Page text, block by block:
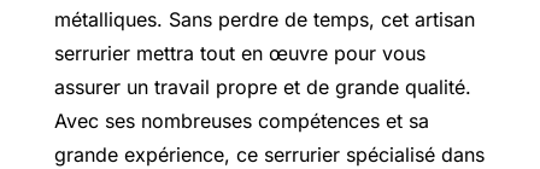
métalliques. Sans perdre de temps, cet artisan
serrurier mettra tout en œuvre pour vous
assurer un travail propre et de grande qualité.
Avec ses nombreuses compétences et sa
grande expérience, ce serrurier spécialisé dans